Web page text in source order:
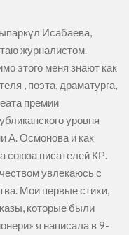
Исабаева,
журналистом.
этого меня знают как
, поэта, драматурга,
премии
уровня
А. Осмонова и как
союза писателей КР.
увлекаюсь с
Мои первые стихи,
которые были
я написала в 9-